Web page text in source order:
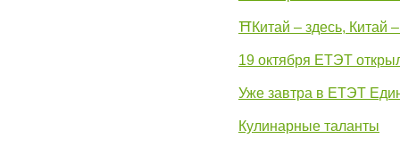
⛩Китай – здесь, Китай
19 октября ЕТЭТ
Уже завтра в ЕТЭТ
Кулинарные таланты